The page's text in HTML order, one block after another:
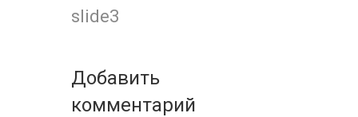
slide3
Добавить
комментарий